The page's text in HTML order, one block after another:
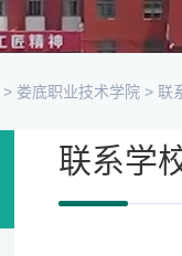
> 娄底职业技术学院 > 联
联系学